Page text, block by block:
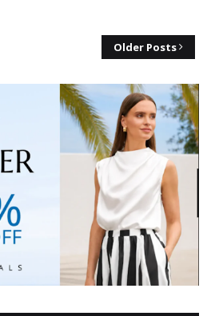
Older Posts